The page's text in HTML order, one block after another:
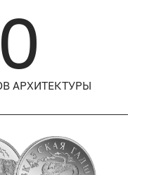
АРХИТЕКТУРЫ